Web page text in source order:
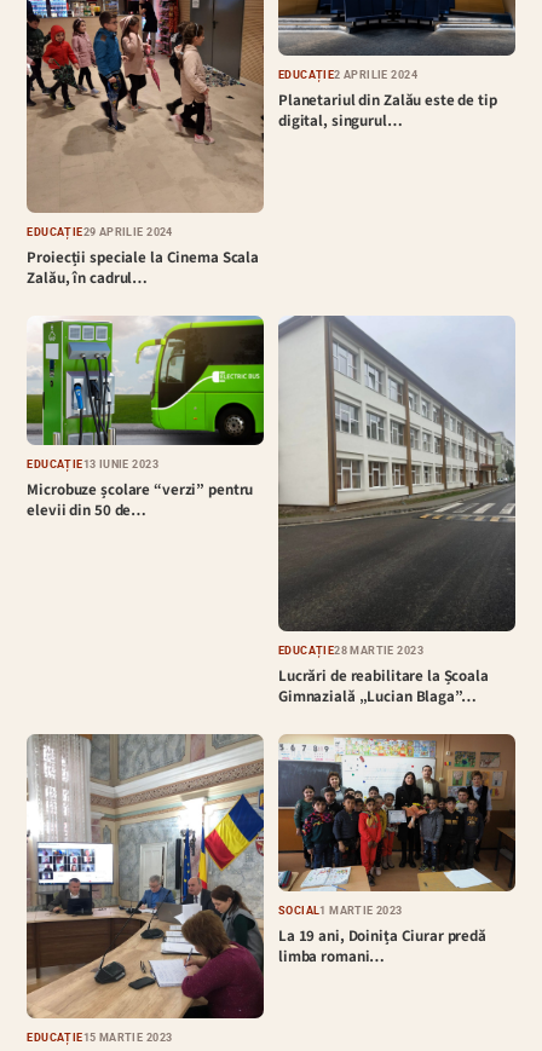
EDUCAȚIE29 APRILIE 2024
Proiecții speciale la Cinema Scala
Zalău, în cadrul…
EDUCAȚIE2 APRILIE 2024
Planetariul din Zalău este de tip
digital, singurul…
EDUCAȚIE13 IUNIE 2023
Microbuze școlare “verzi” pentru
elevii din 50 de…
EDUCAȚIE28 MARTIE 2023
Lucrări de reabilitare la Școala
Gimnazială „Lucian Blaga”…
EDUCAȚIE15 MARTIE 2023
SOCIAL1 MARTIE 2023
La 19 ani, Doinița Ciurar predă
limba romani…